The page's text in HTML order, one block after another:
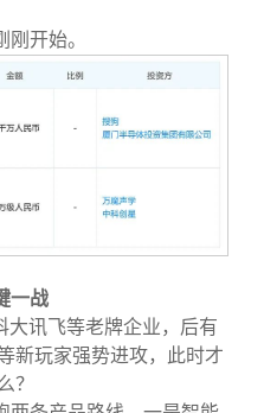
开始。
一战
大讯飞等老牌企业，后有
新玩家强势进攻，此时才
？